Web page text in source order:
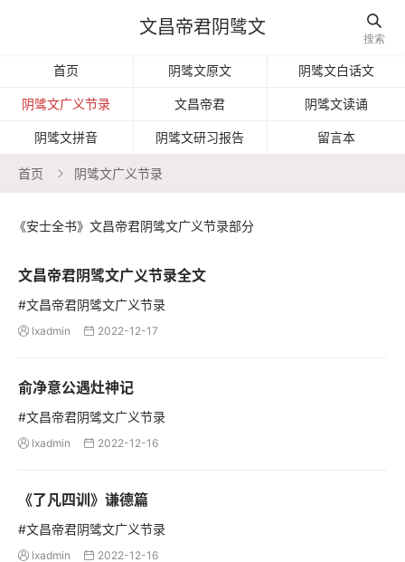
文昌帝君阴骘文 
搜索
首页 阴骘文原文 阴骘文白话文
阴骘文广义节录 文昌帝君 阴骘文读诵
阴骘文拼音 阴骘文研习报告 留言本
首页  阴骘文广义节录
《安士全书》文昌帝君阴骘文广义节录部分
文昌帝君阴骘文广义节录全文
#文昌帝君阴骘文广义节录
 lxadmin  2022-12-17
俞净意公遇灶神记
#文昌帝君阴骘文广义节录
 lxadmin  2022-12-16
《了凡四训》谦德篇
#文昌帝君阴骘文广义节录
 lxadmin  2022-12-16